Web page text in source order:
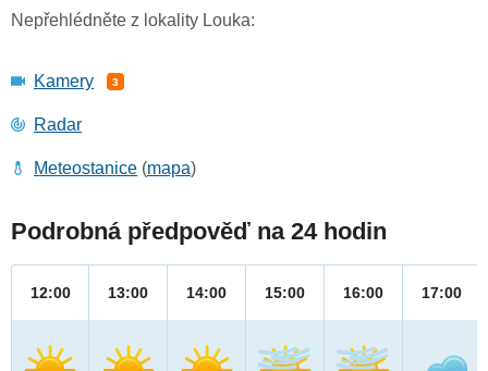
Nepřehlédněte z lokality Louka:
Kamery 3
Radar
Meteostanice (mapa)
Podrobná předpověď na 24 hodin
12:00 13:00 14:00 15:00 16:00 17:00